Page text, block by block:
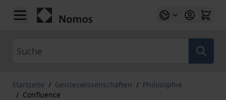
Zum Inhalt springen
Startseite / Geisteswissenschaften / Philosophie
/ Confluence